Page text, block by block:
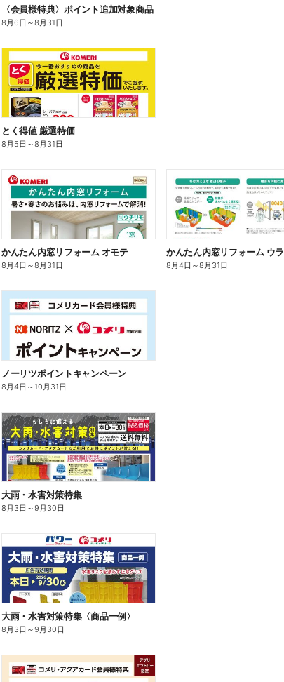
〈会員様特典〉ポイント追加対象商品
8月6日 ～8月31日
とく得値 厳選特価
8月5日 ～8月31日
かんたん内窓リフォーム オモテ
8月4日 ～8月31日
かんたん内窓リフォーム ウラ
8月4日 ～8月31日
ノーリツポイントキャンペーン
8月4日 ～10月31日
大雨・水害対策特集
8月3日 ～9月30日
大雨・水害対策特集〈商品一例〉
8月3日 ～9月30日